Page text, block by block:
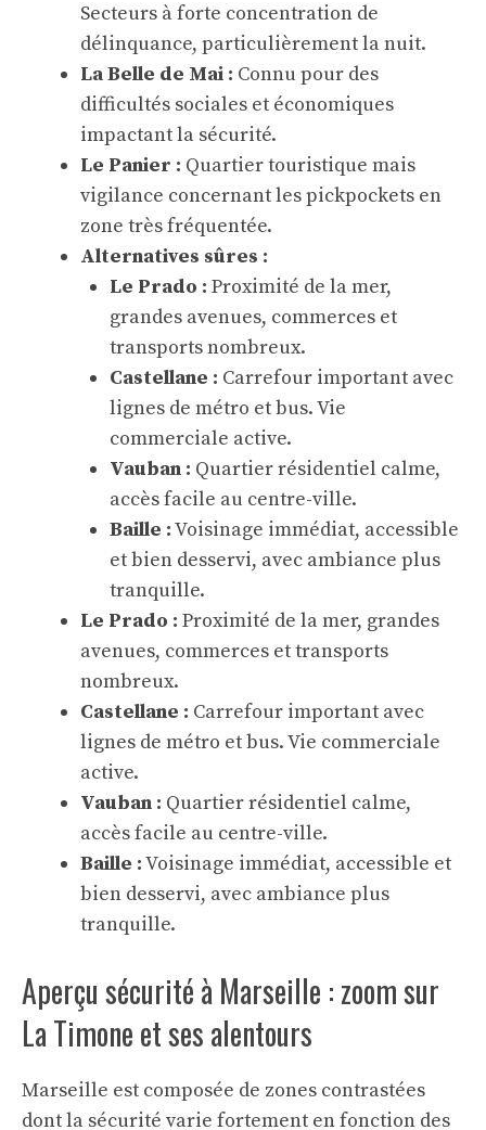
Secteurs à forte concentration de
délinquance, particulièrement la nuit.
La Belle de Mai : Connu pour des
difficultés sociales et économiques
impactant la sécurité.
Le Panier : Quartier touristique mais
vigilance concernant les pickpockets en
zone très fréquentée.
Alternatives sûres :
Le Prado : Proximité de la mer,
grandes avenues, commerces et
transports nombreux.
Castellane : Carrefour important avec
lignes de métro et bus. Vie
commerciale active.
Vauban : Quartier résidentiel calme,
accès facile au centre-ville.
Baille :Voisinage immédiat, accessible
et bien desservi, avec ambiance plus
tranquille.
Le Prado : Proximité de la mer, grandes
avenues, commerces et transports
nombreux.
Castellane : Carrefour important avec
lignes de métro et bus. Vie commerciale
active.
Vauban : Quartier résidentiel calme,
accès facile au centre-ville.
Baille :Voisinage immédiat, accessible et
bien desservi, avec ambiance plus
tranquille.
Aperçu sécurité à Marseille : zoom sur
La Timone et ses alentours
Marseille est composée de zones contrastées
dont la sécurité varie fortement en fonction des